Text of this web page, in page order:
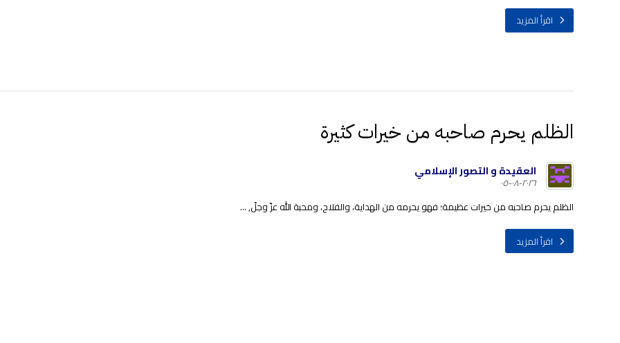
اقرأ المزيد
الظلم يحرم صاحبه من خيرات كثيرة
العقيدة و التصور الإسلامي
٢٠٢٦-٠٨-٠٥
الظلم يحرم صاحبه من خيرات عظيمة؛ فهو يحرمه من الهداية، والفلاح، ومحبة الله عزّ وجلّ, ...
اقرأ المزيد